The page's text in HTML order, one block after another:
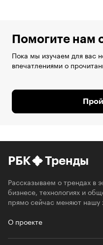
Помогите нам
Пока мы изучаем для вас
впечатлениями о
РБК Тренды
Рассказываем о трендах в
бизнесе, технологиях и
прямо сейчас меняют нашу
О проекте